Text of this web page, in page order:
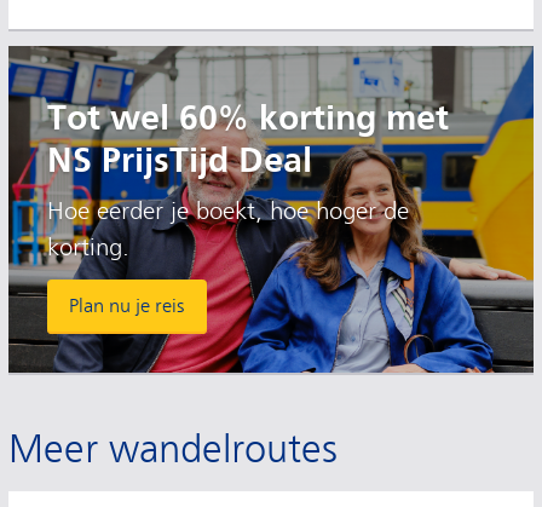
Tot wel 60% korting met
NS PrijsTijd Deal
Hoe eerder je boekt, hoe hoger de
korting.
Plan nu je reis
Meer wandelroutes